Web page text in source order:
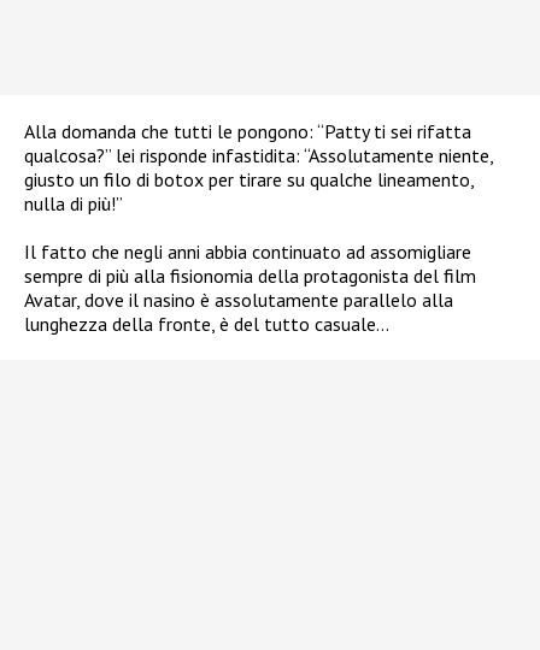
Alla domanda che tutti le pongono: “Patty ti sei rifatta
qualcosa?” lei risponde infastidita: “Assolutamente niente,
giusto un filo di botox per tirare su qualche lineamento,
nulla di più!”
Il fatto che negli anni abbia continuato ad assomigliare
sempre di più alla fisionomia della protagonista del film
Avatar, dove il nasino è assolutamente parallelo alla
lunghezza della fronte, è del tutto casuale…